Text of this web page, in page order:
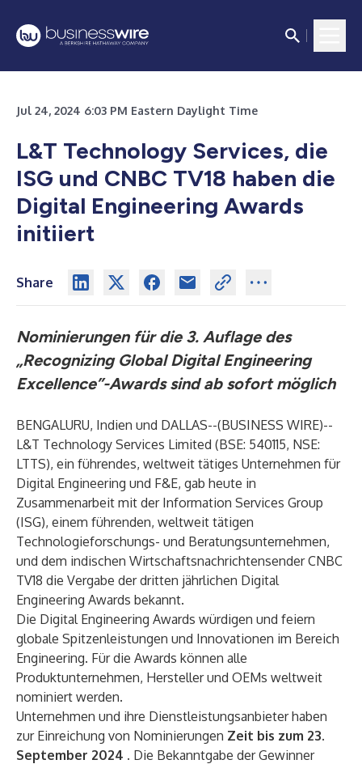
Jul 24, 2024 6:03 PM Eastern Daylight Time
L&T Technology Services, die
ISG und CNBC TV18 haben die
Digital Engineering Awards
initiiert
Share
Nominierungen für die 3. Auflage des
„Recognizing Global Digital Engineering
Excellence”-Awards sind ab sofort möglich
BENGALURU, Indien und DALLAS--(BUSINESS WIRE)--
L&T Technology Services Limited (BSE: 540115, NSE:
LTTS), ein führendes, weltweit tätiges Unternehmen für
Digital Engineering und F&E, gab heute in
Zusammenarbeit mit der Information Services Group
(ISG), einem führenden, weltweit tätigen
Technologieforschungs- und Beratungsunternehmen,
und dem indischen Wirtschaftsnachrichtensender CNBC
TV18 die Vergabe der dritten jährlichen Digital
Engineering Awards bekannt.
Die Digital Engineering Awards würdigen und feiern
globale Spitzenleistungen und Innovationen im Bereich
Engineering. Für die Awards können alle
Produktunternehmen, Hersteller und OEMs weltweit
nominiert werden.
Unternehmen und ihre Dienstleistungsanbieter haben
zur Einreichung von Nominierungen Zeit bis zum 23.
September 2024 . Die Bekanntgabe der Gewinner